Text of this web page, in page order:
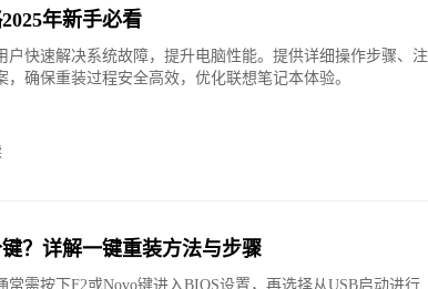
年新手必看
户快速解决系统故障，提升电脑性能。提供详细操作步骤、注
确保重装过程安全高效，优化联想笔记本体验。
？详解一键重装方法与步骤
需按下F2或Novo键进入BIOS设置，再选择从USB启动进行